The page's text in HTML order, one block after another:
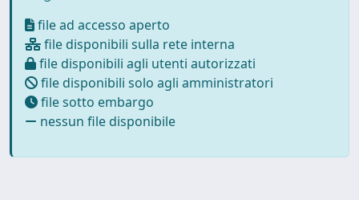
file ad accesso aperto
file disponibili sulla rete interna
file disponibili agli utenti autorizzati
file disponibili solo agli amministratori
file sotto embargo
nessun file disponibile